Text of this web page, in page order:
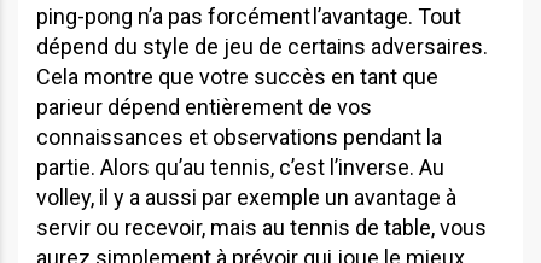
ping-pong n’a pas forcément l’avantage. Tout
dépend du style de jeu de certains adversaires.
Cela montre que votre succès en tant que
parieur dépend entièrement de vos
connaissances et observations pendant la
partie. Alors qu’au tennis, c’est l’inverse. Au
volley, il y a aussi par exemple un avantage à
servir ou recevoir, mais au tennis de table, vous
aurez simplement à prévoir qui joue le mieux.